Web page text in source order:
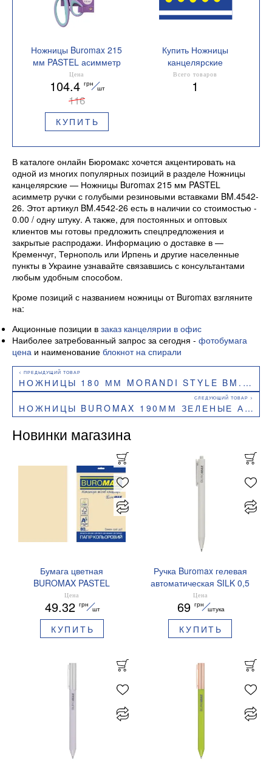
Ножницы Buromax 215
мм PASTEL асимметр
ручки с голубыми
резиновыми вставками
BM.4542-26
Цена
104.4 грн
шт
116
КУПИТЬ
Купить Ножницы
канцелярские
Длина ножниц 215 мм
Всего товаров
1
В каталоге онлайн Бюромакс хочется акцентировать на
одной из многих популярных позиций в разделе Ножницы
канцелярские — Ножницы Buromax 215 мм PASTEL
асимметр ручки с голубыми резиновыми вставками BM.4542-
26. Этот артикул BM.4542-26 есть в наличии со стоимостью -
0.00 / одну штуку. А также, для постоянных и оптовых
клиентов мы готовы предложить спецпредложения и
закрытые распродажи. Информацию о доставке в —
Кременчуг, Тернополь или Ирпень и другие населенные
пункты в Украине узнавайте связавшись с консультантами
любым удобным способом.
Кроме позиций с названием ножницы от Buromax взгляните
на:
Акционные позиции в заказ канцелярии в офис
Наиболее затребованный запрос за сегодня - фотобумага
цена и наименование блокнот на спирали
НОЖНИЦЫ 180 ММ MORANDI STYLE BM.4539
НОЖНИЦЫ BUROMAX 190ММ ЗЕЛЕНЫЕ АССИМЕТРИЧНЫЕ РУЧКИ С СЕРЫМИ РЕЗИНОВЫМИ ВСТАВКАМИ BM.4543-04
Новинки магазина
Бумага цветная
BUROMAX PASTEL
EUROMAX 20 арк А4 80 г/
мс BM.2721220E-08
Цена
49.32 грн
шт
КУПИТЬ
Ручка Buromax гелевая
автоматическая SILK 0,5
мм синие чернила
BM.83100
Цена
69 грн
штука
КУПИТЬ